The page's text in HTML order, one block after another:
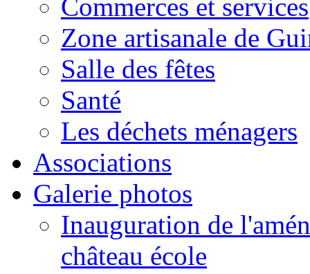
Commerces et services
Zone artisanale de
Salle des fêtes
Santé
Les déchets ménagers
Associations
Galerie photos
Inauguration de
château école